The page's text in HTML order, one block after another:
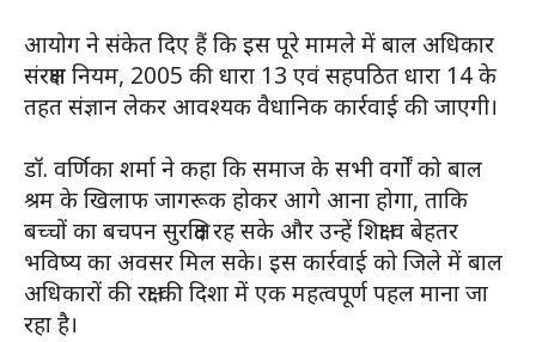
आयोग ने संकेत दिए हैं कि इस पूरे मामले में बाल अधिकार
संरक्षण नियम, 2005 की धारा 13 एवं सहपठित धारा 14 के
तहत संज्ञान लेकर आवश्यक वैधानिक कार्रवाई की जाएगी।
डॉ. वर्णिका शर्मा ने कहा कि समाज के सभी वर्गों को बाल
श्रम के खिलाफ जागरूक होकर आगे आना होगा, ताकि
बच्चों का बचपन सुरक्षित रह सके और उन्हें शिक्षा व बेहतर
भविष्य का अवसर मिल सके। इस कार्रवाई को जिले में बाल
अधिकारों की रक्षा की दिशा में एक महत्वपूर्ण पहल माना जा
रहा है।